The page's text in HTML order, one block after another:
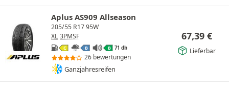
Aplus AS909 Allseason
205/55 R17 95W
XL 3PMSF
C B B 71 db
26 bewertungen
Ganzjahresreifen
67,39 €
Lieferbar